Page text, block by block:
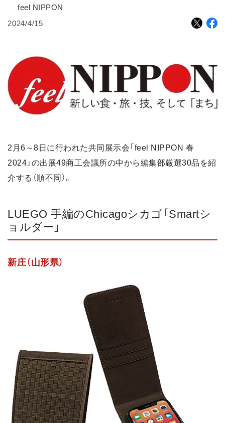
feel NIPPON
2024/4/15
2月6～8日に行われた共同展示会「feel NIPPON 春
2024」の出展49商工会議所の中から編集部厳選30品を紹
介する（順不同）。
LUEGO 手編のChicagoシカゴ「Smartシ
ョルダー」
新庄（山形県）